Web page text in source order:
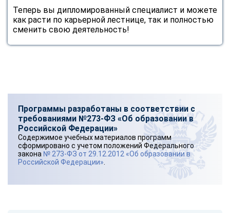
Теперь вы дипломированный специалист и можете
как расти по карьерной лестнице, так и полностью
сменить свою деятельность!
Программы разработаны в соответствии с
требованиями №273-ФЗ «Об образовании в
Российской Федерации»
Содержимое учебных материалов программ
сформировано с учетом положений Федерального
закона № 273-ФЗ от 29.12.2012 «Об образовании в
Российской Федерации»